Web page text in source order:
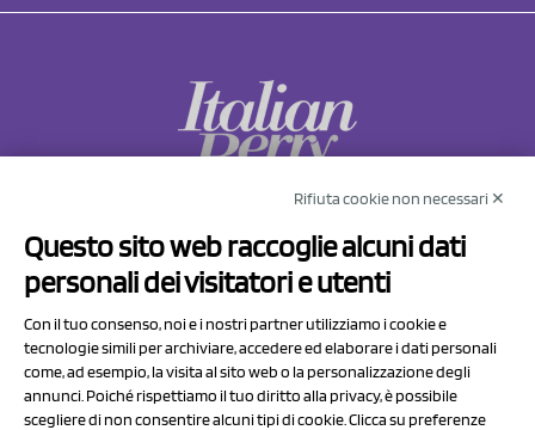
Via Prov.le Sassuolo Vignola 315/1
41057 Spilamberto (MO)
P.I/C.F. 01041460369
REA: MO 208553
Rifiuta cookie non necessari ✕
Questo sito web raccoglie alcuni dati
personali dei visitatori e utenti
Con il tuo consenso, noi e i nostri partner utilizziamo i cookie e
tecnologie simili per archiviare, accedere ed elaborare i dati personali
come, ad esempio, la visita al sito web o la personalizzazione degli
annunci. Poiché rispettiamo il tuo diritto alla privacy, è possibile
scegliere di non consentire alcuni tipi di cookie. Clicca su preferenze